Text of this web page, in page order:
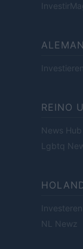
REINO
News Hub
Lgbtq
NL Newz